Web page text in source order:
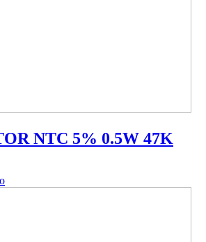
NTC 5% 0.5W 47K